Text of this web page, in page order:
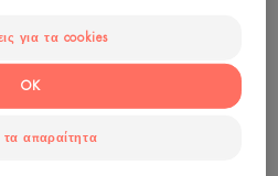
προσφορά εδώ
για τα cookies
απαραίτητα
OK